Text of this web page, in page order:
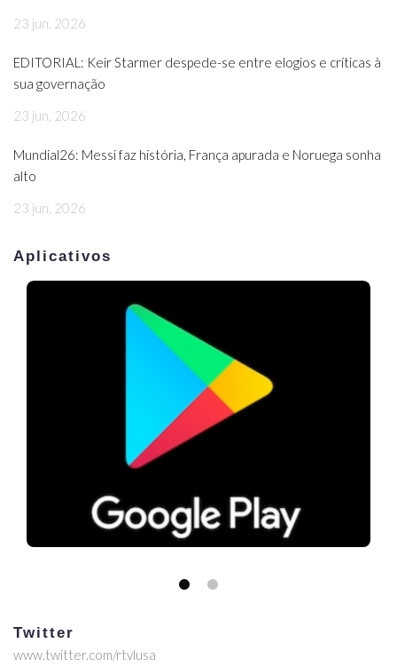
23 jun, 2026
EDITORIAL: Keir Starmer despede-se entre elogios e críticas à
sua governação
23 jun, 2026
Mundial26: Messi faz história, França apurada e Noruega sonha
alto
23 jun, 2026
Aplicativos
Twitter
www.twitter.com/rtvlusa